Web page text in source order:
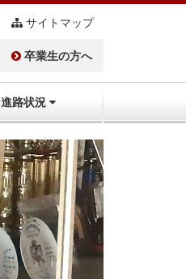
サイトマップ
卒業生の方へ
進路状況